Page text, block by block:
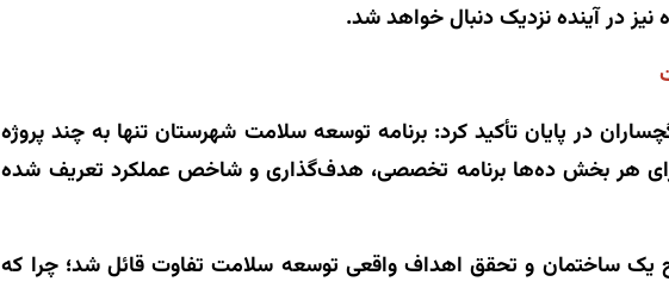
در آینده نزدیک دنبال خواهد شد.
در پایان تأکید کرد: برنامه توسعه سلامت شهرستان تنها به چند پروژه
هر بخش ده‌ها برنامه تخصصی، هدف‌گذاری و شاخص عملکرد تعریف شده
یک ساختمان و تحقق اهداف واقعی توسعه سلامت تفاوت قائل شد؛ چرا که